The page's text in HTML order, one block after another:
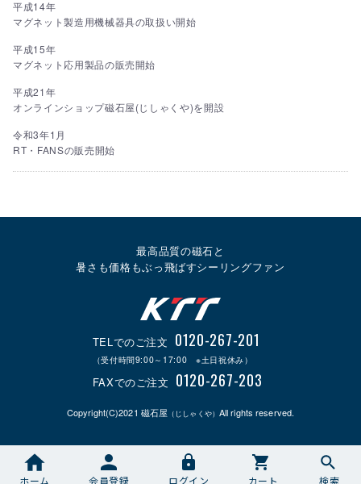
平成14年
マグネット製造用機械器具の取扱い開始
平成15年
マグネット応用製品の販売開始
平成21年
オンラインショップ磁石屋(じしゃくや)を開設
令和3年1月
RT・FANSの販売開始
最高品質の磁石と
暑さも価格もぶっ飛ばすシーリングファン
TELでのご注文 0120-267-201
（受付時間9:00～17:00 ※土日祝休み）
FAXでのご注文 0120-267-203
Copyright(C)2021 磁石屋 （じしゃくや） All rights reserved.
ホーム 会員登録 ログイン カート 検索